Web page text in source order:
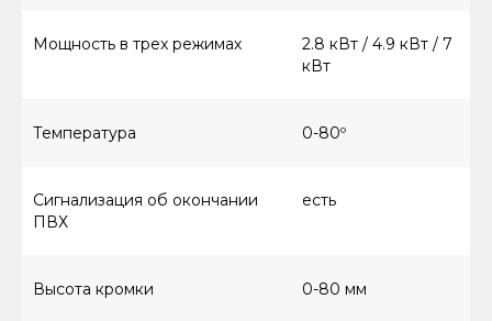
Мощность в трех режимах
2.8 кВт / 4.9 кВт / 7
кВт
Температура 0-80º
Сигнализация об окончании
ПВХ
есть
Высота кромки 0-80 мм